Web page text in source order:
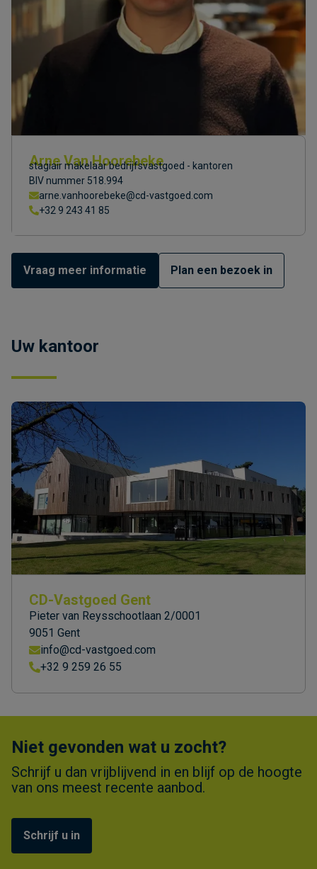
Arne Van Hoorebeke
stagiair makelaar bedrijfsvastgoed - kantoren
BIV nummer 518.994
arne.vanhoorebeke@cd-vastgoed.com
+32 9 243 41 85
Vraag meer informatie Plan een bezoek in
Uw kantoor
CD-Vastgoed Gent
Pieter van Reysschootlaan 2/0001
9051 Gent
info@cd-vastgoed.com
+32 9 259 26 55
Niet gevonden wat u zocht?
Schrijf u dan vrijblijvend in en blijf op de hoogte
van ons meest recente aanbod.
Schrijf u in